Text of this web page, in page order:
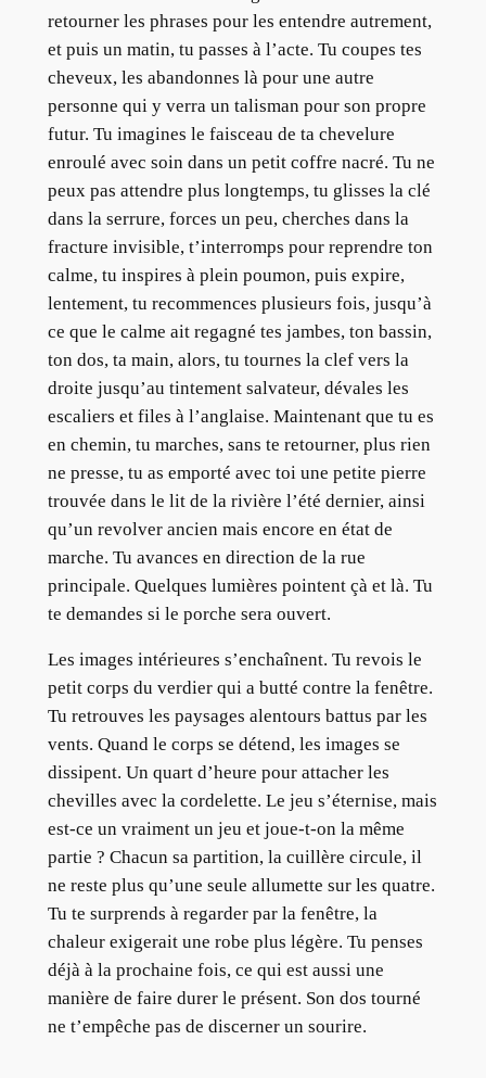
retourner les phrases pour les entendre autrement,
et puis un matin, tu passes à l’acte. Tu coupes tes
cheveux, les abandonnes là pour une autre
personne qui y verra un talisman pour son propre
futur. Tu imagines le faisceau de ta chevelure
enroulé avec soin dans un petit coffre nacré. Tu ne
peux pas attendre plus longtemps, tu glisses la clé
dans la serrure, forces un peu, cherches dans la
fracture invisible, t’interromps pour reprendre ton
calme, tu inspires à plein poumon, puis expire,
lentement, tu recommences plusieurs fois, jusqu’à
ce que le calme ait regagné tes jambes, ton bassin,
ton dos, ta main, alors, tu tournes la clef vers la
droite jusqu’au tintement salvateur, dévales les
escaliers et files à l’anglaise. Maintenant que tu es
en chemin, tu marches, sans te retourner, plus rien
ne presse, tu as emporté avec toi une petite pierre
trouvée dans le lit de la rivière l’été dernier, ainsi
qu’un revolver ancien mais encore en état de
marche. Tu avances en direction de la rue
principale. Quelques lumières pointent çà et là. Tu
te demandes si le porche sera ouvert.
Les images intérieures s’enchaînent. Tu revois le
petit corps du verdier qui a butté contre la fenêtre.
Tu retrouves les paysages alentours battus par les
vents. Quand le corps se détend, les images se
dissipent. Un quart d’heure pour attacher les
chevilles avec la cordelette. Le jeu s’éternise, mais
est-ce un vraiment un jeu et joue-t-on la même
partie ? Chacun sa partition, la cuillère circule, il
ne reste plus qu’une seule allumette sur les quatre.
Tu te surprends à regarder par la fenêtre, la
chaleur exigerait une robe plus légère. Tu penses
déjà à la prochaine fois, ce qui est aussi une
manière de faire durer le présent. Son dos tourné
ne t’empêche pas de discerner un sourire.